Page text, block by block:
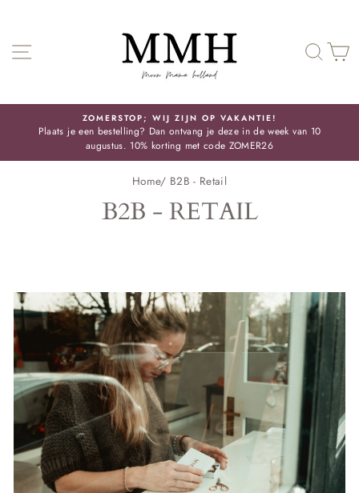
SITE NAVIGATIE
Pauze
slideshow
ZOMERSTOP; WIJ ZIJN OP VAKANTIE!
Plaats je een bestelling? Dan ontvang je deze in de week van 10
augustus. 10% korting met code ZOMER26
Home/ B2B - Retail
B2B - RETAIL